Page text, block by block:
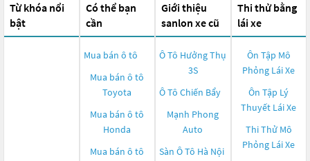
Từ khóa nổi
bật
Có thể bạn
cần
Mua bán ô tô
Mua bán ô tô
Toyota
Mua bán ô tô
Honda
Mua bán ô tô
Giới thiệu
sanlon xe cũ
Ô Tô Hưởng Thụ
3S
Ô Tô Chiến Bẩy
Mạnh Phong
Auto
Sàn Ô Tô Hà Nội
Thi thử bằng
lái xe
Ôn Tập Mô
Phỏng Lái Xe
Ôn Tập Lý
Thuyết Lái Xe
Thi Thử Mô
Phỏng Lái Xe